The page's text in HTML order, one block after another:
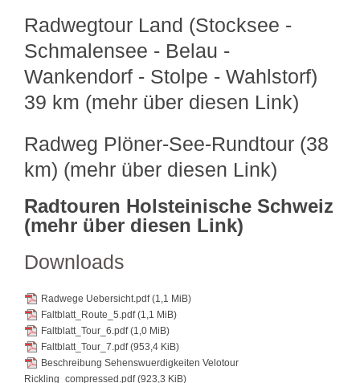
Radwegtour Land (Stocksee -
Schmalensee - Belau -
Wankendorf - Stolpe - Wahlstorf)
39 km (mehr über diesen Link)
Radweg Plöner-See-Rundtour (38
km) (mehr über diesen Link)
Radtouren Holsteinische Schweiz
(mehr über diesen Link)
Downloads
Radwege Uebersicht.pdf(1,1 MiB)
Faltblatt_Route_5.pdf(1,1 MiB)
Faltblatt_Tour_6.pdf(1,0 MiB)
Faltblatt_Tour_7.pdf(953,4 KiB)
Beschreibung Sehenswuerdigkeiten Velotour
Rickling_compressed.pdf(923,3 KiB)